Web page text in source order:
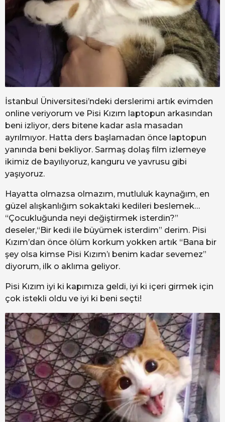
İstanbul Üniversitesi’ndeki derslerimi artık evimden
online veriyorum ve Pisi Kızım laptopun arkasından
beni izliyor, ders bitene kadar asla masadan
ayrılmıyor. Hatta ders başlamadan önce laptopun
yanında beni bekliyor. Sarmaş dolaş film izlemeye
ikimiz de bayılıyoruz, kanguru ve yavrusu gibi
yaşıyoruz.
Hayatta olmazsa olmazım, mutluluk kaynağım, en
güzel alışkanlığım sokaktaki kedileri beslemek…
“Çocukluğunda neyi değiştirmek isterdin?”
deseler,“Bir kedi ile büyümek isterdim” derim. Pisi
Kızım’dan önce ölüm korkum yokken artık “Bana bir
şey olsa kimse Pisi Kızım’ı benim kadar sevemez”
diyorum, ilk o aklıma geliyor.
Pisi Kızım iyi ki kapımıza geldi, iyi ki içeri girmek için
çok istekli oldu ve iyi ki beni seçti!